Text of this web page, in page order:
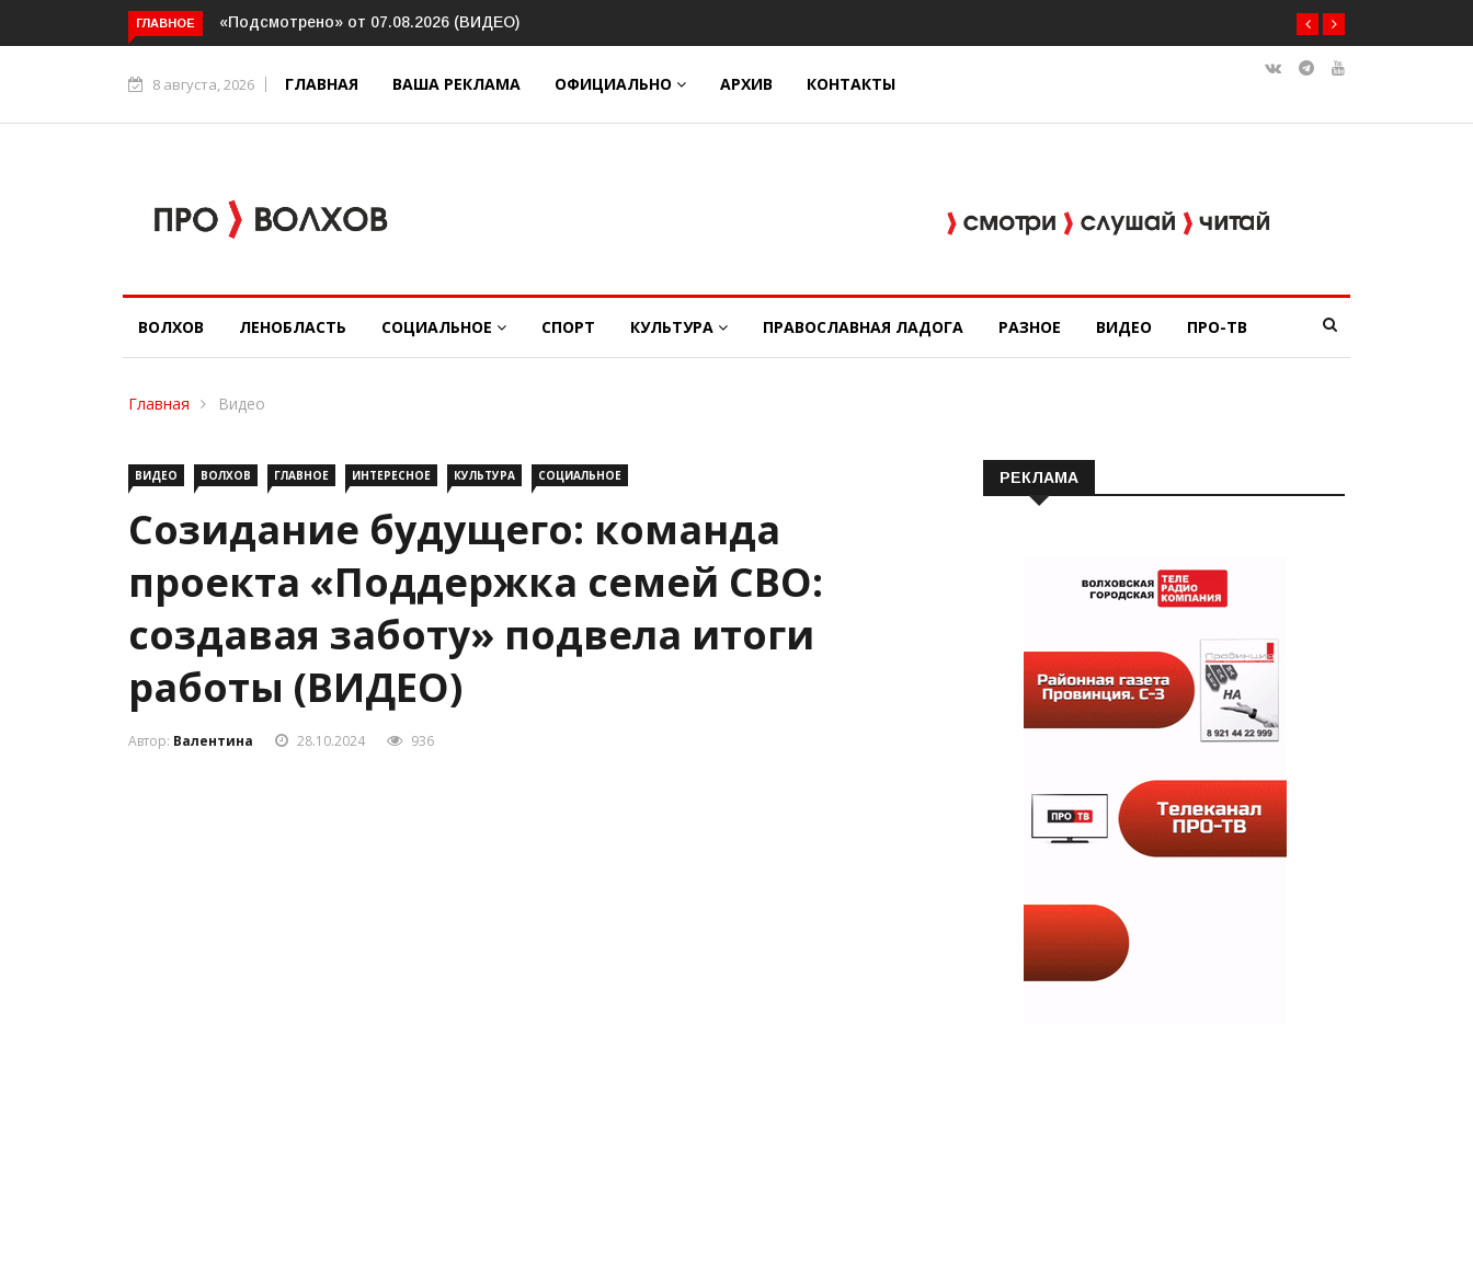
ГЛАВНОЕ
от 07.08.2026 (ВИДЕО)Волховский шлюз отметил вековой
юбилей
8 августа, 2026 ГЛАВНАЯ ВАША РЕКЛАМА ОФИЦИАЛЬНО АРХИВ КОНТАКТЫ
ВОЛХОВ ЛЕНОБЛАСТЬ СОЦИАЛЬНОЕ СПОРТ КУЛЬТУРА ПРАВОСЛАВНАЯ ЛАДОГА РАЗНОЕ ВИДЕО ПРО-ТВ
Главная Видео
ВИДЕО ВОЛХОВ ГЛАВНОЕ ИНТЕРЕСНОЕ КУЛЬТУРА СОЦИАЛЬНОЕ
Созидание будущего: команда
проекта «Поддержка семей СВО:
создавая заботу» подвела итоги
работы (ВИДЕО)
Автор: Валентина 28.10.2024 936
РЕКЛАМА